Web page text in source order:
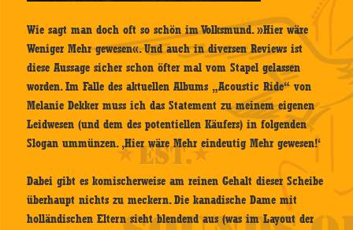
Wie sagt man doch oft so schön im Volksmund. »Hier wäre
Weniger Mehr gewesen«. Und auch in diversen Reviews ist
diese Aussage sicher schon öfter mal vom Stapel gelassen
worden. Im Falle des aktuellen Albums „Acoustic Ride“ von
Melanie Dekker muss ich das Statement zu meinem eigenen
Leidwesen (und dem des potentiellen Käufers) in folgenden
Slogan ummünzen. ‚Hier wäre Mehr eindeutig Mehr gewesen!‘
Dabei gibt es komischerweise am reinen Gehalt dieser Scheibe
überhaupt nichts zu meckern. Die kanadische Dame mit
holländischen Eltern sieht blendend aus (was im Layout der